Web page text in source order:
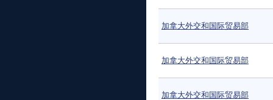
加拿大外交和国际贸易部
加拿大外交和国际贸易部
加拿大外交和国际贸易部